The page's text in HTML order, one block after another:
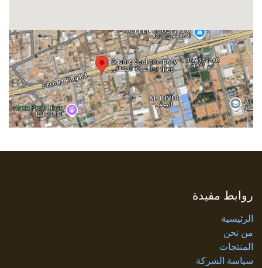
روابط مفيدة
الرئيسية
من نحن
المنتجات
سياسة الشركة